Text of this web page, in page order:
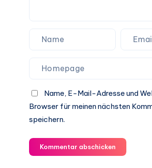
Name, E-Mail-Adresse und
Browser für meinen nächsten
speichern.
Kommentar abschicken